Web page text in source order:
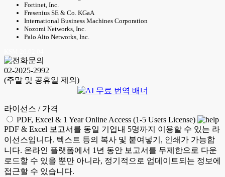
Fortinet, Inc.
Fresenius SE & Co. KGaA
International Business Machines Corporation
Nozomi Networks, Inc.
Palo Alto Networks, Inc.
02-2025-2992
(주말 및 공휴일 제외)
라이선스 / 가격
PDF, Excel & 1 Year Online Access (1-5 Users License)
PDF & Excel 보고서를 동일 기업내 5명까지 이용할 수 있는 라
이선스입니다. 텍스트 등의 복사 및 붙여넣기, 인쇄가 가능합
니다. 온라인 플랫폼에서 1년 동안 보고서를 무제한으로 다운
로드할 수 있을 뿐만 아니라, 정기적으로 업데이트되는 정보에
접근할 수 있습니다.